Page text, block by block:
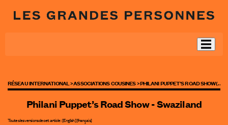
RÉSEAU INTERNATIONAL >ASSOCIATIONS COUSINES >PHILANI PUPPET’S ROAD SHOW (…)
Philani Puppet’s Road Show - Swaziland
Toutes les versions de cet article :[English][français]